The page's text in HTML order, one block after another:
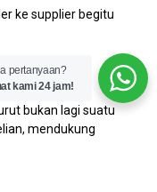
ke supplier begitu
bukan lagi suatu
mendukung
pertanyaan?
kami 24 jam!